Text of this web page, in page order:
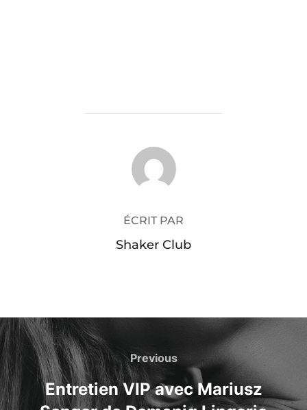
AUTEUR DE LA PUBLICATION
ÉCRIT PAR
Shaker Club
Navigation
de
l’article
Previous
Previous
Entretien VIP avec Mariusz